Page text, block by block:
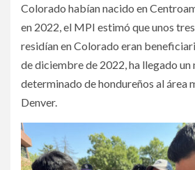
Colorado habían nacido en
en 2022, el MPI estimó que unos
residían en Colorado eran
de diciembre de 2022, ha llegado un
determinado de hondureños al área
Denver.